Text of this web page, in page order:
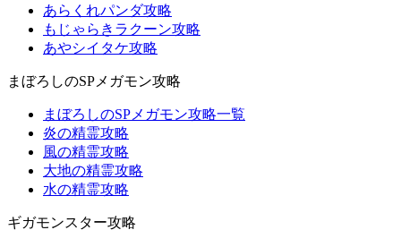
あらくれパンダ攻略
もじゃらきラクーン攻略
あやシイタケ攻略
まぼろしのSPメガモン攻略
まぼろしのSPメガモン攻略一覧
炎の精霊攻略
風の精霊攻略
大地の精霊攻略
水の精霊攻略
ギガモンスター攻略